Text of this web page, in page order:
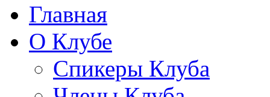
Главная
О Клубе
Спикеры Клуба